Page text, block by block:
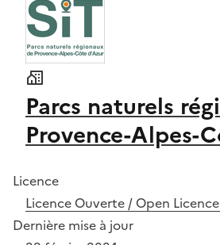
Parcs naturels
Provence-Alpes-
Licence
Licence Ouverte / Open
Dernière mise à jour